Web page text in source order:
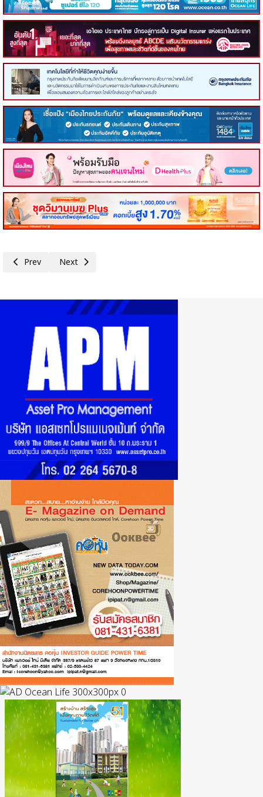
Previous article: คอหุ้น Power Time 7 กรกฎาคม 2569 - 1
Prev Next article: คอหุ้น Investor Guide 6 กรกฎาคม 2569 - 4
Next